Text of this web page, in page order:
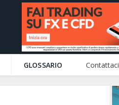
GLOSSARIO Contattaci